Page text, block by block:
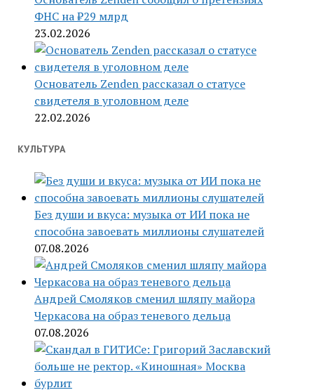
ФНС на ₽29 млрд
23.02.2026
Основатель Zenden рассказал о статусе
свидетеля в уголовном деле
22.02.2026
КУЛЬТУРА
Без души и вкуса: музыка от ИИ пока не
способна завоевать миллионы слушателей
07.08.2026
Андрей Смоляков сменил шляпу майора
Черкасова на образ теневого дельца
07.08.2026